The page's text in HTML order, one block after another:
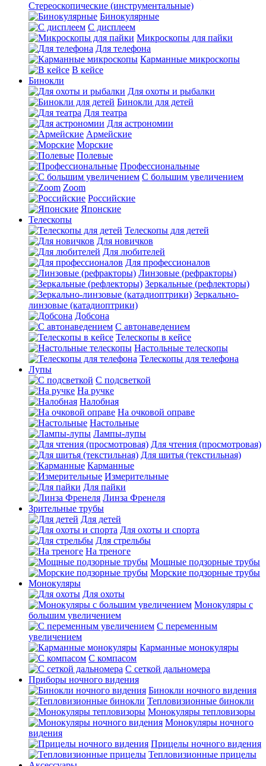
Стереоскопические (инструментальные)
Бинокулярные
С дисплеем
Микроскопы для пайки
Для телефона
Карманные микроскопы
В кейсе
Бинокли
Для охоты и рыбалки
Бинокли для детей
Для театра
Для астрономии
Армейские
Морские
Полевые
Профессиональные
С большим увеличением
Zoom
Российские
Японские
Телескопы
Телескопы для детей
Для новичков
Для любителей
Для профессионалов
Линзовые (рефракторы)
Зеркальные (рефлекторы)
Зеркально-
линзовые (катадиоптрики)
Добсона
С автонаведением
Телескопы в кейсе
Настольные телескопы
Телескопы для телефона
Лупы
С подсветкой
На ручке
Налобная
На очковой оправе
Настольные
Лампы-лупы
Для чтения (просмотровая)
Для шитья (текстильная)
Карманные
Измерительные
Для пайки
Линза Френеля
Зрительные трубы
Для детей
Для охоты и спорта
Для стрельбы
На треноге
Мощные подзорные трубы
Морские подзорные трубы
Монокуляры
Для охоты
Монокуляры с
большим увеличением
С переменным
увеличением
Карманные монокуляры
С компасом
С сеткой дальномера
Приборы ночного видения
Бинокли ночного видения
Тепловизионные бинокли
Монокуляры тепловизоры
Монокуляры ночного
видения
Прицелы ночного видения
Тепловизионные прицелы